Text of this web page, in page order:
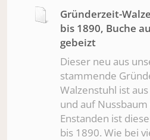
Gründerzeit-
bis 1890, Buche
gebeizt
Dieser neu aus
stammende
Walzenstuhl ist
und auf
Enstanden ist
bis 1890. Wie bei